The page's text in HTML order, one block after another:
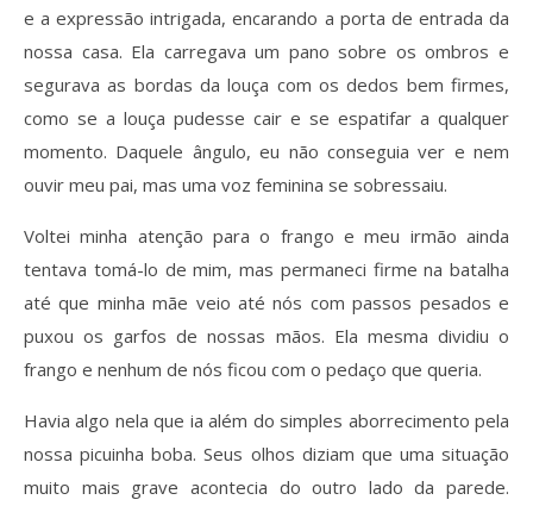
e a expressão intrigada, encarando a porta de entrada da
nossa casa. Ela carregava um pano sobre os ombros e
segurava as bordas da louça com os dedos bem firmes,
como se a louça pudesse cair e se espatifar a qualquer
momento. Daquele ângulo, eu não conseguia ver e nem
ouvir meu pai, mas uma voz feminina se sobressaiu.
Voltei minha atenção para o frango e meu irmão ainda
tentava tomá-lo de mim, mas permaneci firme na batalha
até que minha mãe veio até nós com passos pesados e
puxou os garfos de nossas mãos. Ela mesma dividiu o
frango e nenhum de nós ficou com o pedaço que queria.
Havia algo nela que ia além do simples aborrecimento pela
nossa picuinha boba. Seus olhos diziam que uma situação
muito mais grave acontecia do outro lado da parede.